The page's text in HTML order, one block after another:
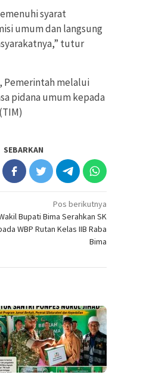
syarat
umum dan langsung
tutur
Pemerintah melalui
pidana umum kepada
SEBARKAN
Pos berikutnya
Bupati Bima Serahkan SK
WBP Rutan Kelas IIB Raba
Bima